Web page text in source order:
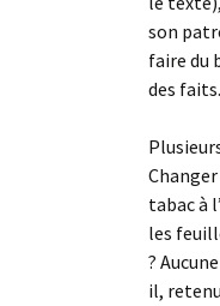
son
faire du
des
tabac à
les
?
il,